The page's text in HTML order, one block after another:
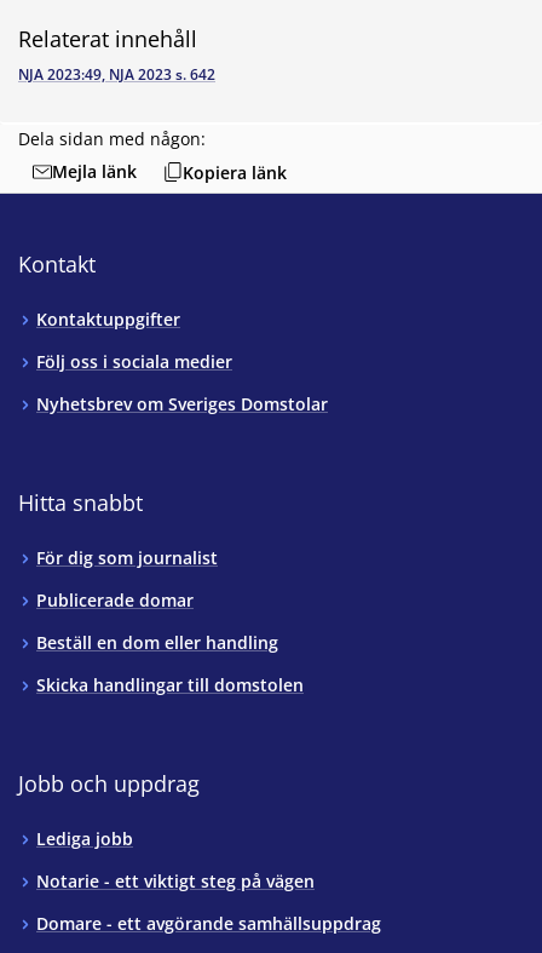
Dela sidan med någon:
Mejla länk
Kopiera länk
Relaterat innehåll
NJA 2023:49, NJA 2023 s. 642
Kontakt
Kontaktuppgifter
Följ oss i sociala medier
Nyhetsbrev om Sveriges Domstolar
Hitta snabbt
För dig som journalist
Publicerade domar
Beställ en dom eller handling
Skicka handlingar till domstolen
Jobb och uppdrag
Lediga jobb
Notarie - ett viktigt steg på vägen
Domare - ett avgörande samhällsuppdrag